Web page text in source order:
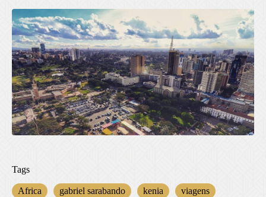
Tags
Africa gabriel sarabando kenia viagens